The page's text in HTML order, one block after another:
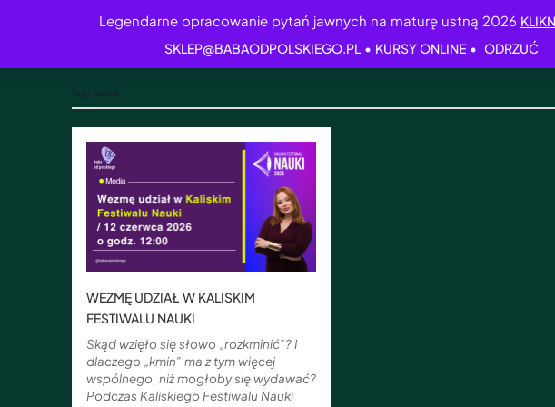
Legendarne opracowanie pytań jawnych na maturę ustną 2026
SKLEP@BABAODPOLSKIEGO.PL • KURSY ONLINE • ODRZUĆ
WEZMĘ UDZIAŁ W KALISKIM
FESTIWALU NAUKI
Skąd wzięło się słowo „rozkminić”? I
dlaczego „kmin” ma z tym więcej
wspólnego, niż mogłoby się wydawać?
Podczas Kaliskiego Festiwalu Nauki